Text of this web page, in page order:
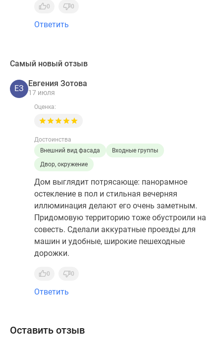
0 0
Ответить
Самый новый отзыв
ЕЗ
Евгения Зотова
17 июля
Оценка:
Достоинства
Внешний вид фасада
Входные группы
Двор, окружение
Дом выглядит потрясающе: панорамное
остекление в пол и стильная вечерняя
иллюминация делают его очень заметным.
Придомовую территорию тоже обустроили на
совесть. Сделали аккуратные проезды для
машин и удобные, широкие пешеходные
дорожки.
0 0
Ответить
Оставить отзыв